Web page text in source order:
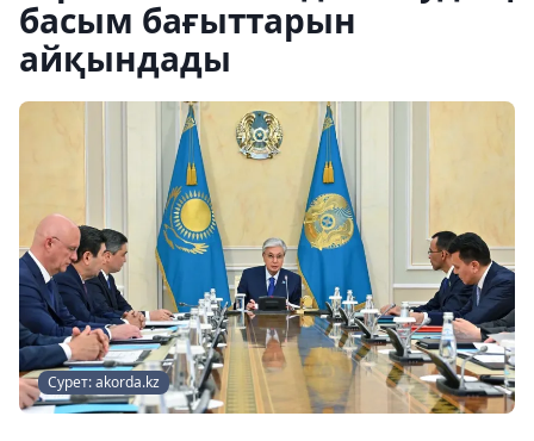
басым бағыттарын
айқындады
Сурет: akorda.kz